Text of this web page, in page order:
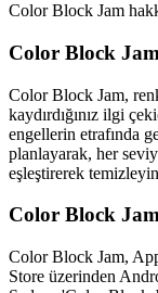
Color Block Jam
Color Block
Color Block Jam,
kaydırdığınız ilgi
engellerin etrafında
planlayarak, her
eşleştirerek
Color Block
Color Block Jam,
Store üzerinden